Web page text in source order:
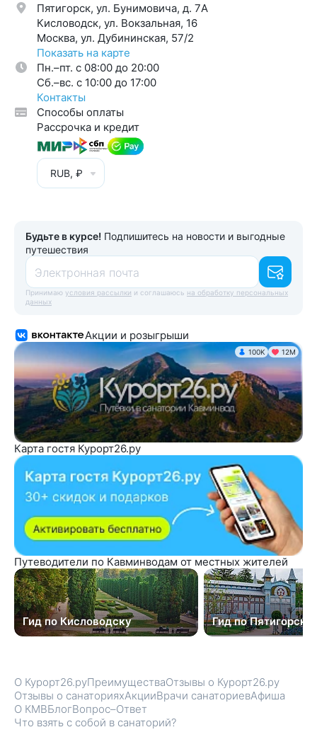
Пятигорск, ул. Бунимовича, д. 7A
Кисловодск, ул. Вокзальная, 16
Москва, ул. Дубининская, 57/2
Показать на карте
Пн.–пт. с 08:00 до 20:00
Cб.–вс. с 10:00 до 17:00
Контакты
Способы оплаты
Рассрочка и кредит
RUB, ₽
Будьте в курсе! Подпишитесь на новости и выгодные
путешествия
Электронная почта
Принимаю условия рассылки и соглашаюсь на обработку персональных
данных
Акции и розыгрыши
100K 12М
Карта гостя Курорт26.ру
Путеводители по Кавминводам от местных жителей
Гид по Кисловодску Гид по Пятигорску
О Курорт26.руПреимуществаОтзывы о Курорт26.ру
Отзывы о санаторияхАкцииВрачи санаториевАфиша
О КМВБлогВопрос–Ответ
Что взять с собой в санаторий?